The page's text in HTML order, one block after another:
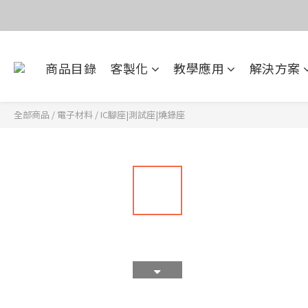
價
商品目錄 客製化 教學應用 解決方案
全部商品 / 電子材料 / IC腳座|測試座|燒錄座